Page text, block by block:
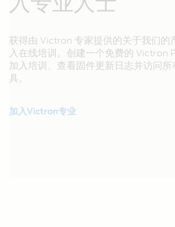
获得由 Victron 专家提供的关于我们的
入在线培训。创建一个免费的 Victron
加入培训、查看固件更新日志并访问
具。
加入Victron专业